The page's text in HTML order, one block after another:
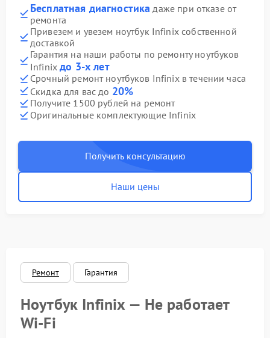
Бесплатная диагностика даже при отказе от
ремонта
Привезем и увезем ноутбук Infinix собственной
доставкой
Гарантия на наши работы по ремонту ноутбуков
Infinixдо 3-х лет
Срочный ремонт ноутбуков Infinix в течении часа
Скидка для вас до 20%
Получите 1500 рублей на ремонт
Оригинальные комплектующие Infinix
Получить консультацию
Наши цены
Ремонт Гарантия
Ноутбук Infinix — Не работает
Wi‑Fi